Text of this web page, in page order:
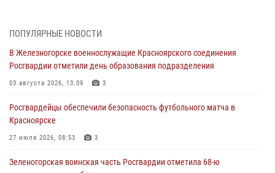
в серии краж из супермаркета
04 августа 2026, 06:50
познакомили отдыхающих детей с тонкостями РХБ защиты
03 августа 2026, 13:12
Росгвардии отметили день образования подразделения
ПОПУЛЯРНЫЕ НОВОСТИ
В Железногорске военнослужащие Красноярского соединения
Росгвардии отметили день образования подразделения
03 августа 2026, 13:09 3
Росгвардейцы обеспечили безопасность футбольного матча в
Красноярске
27 июля 2026, 08:53 3
Зеленогорская воинская часть Росгвардии отметила 68-ю